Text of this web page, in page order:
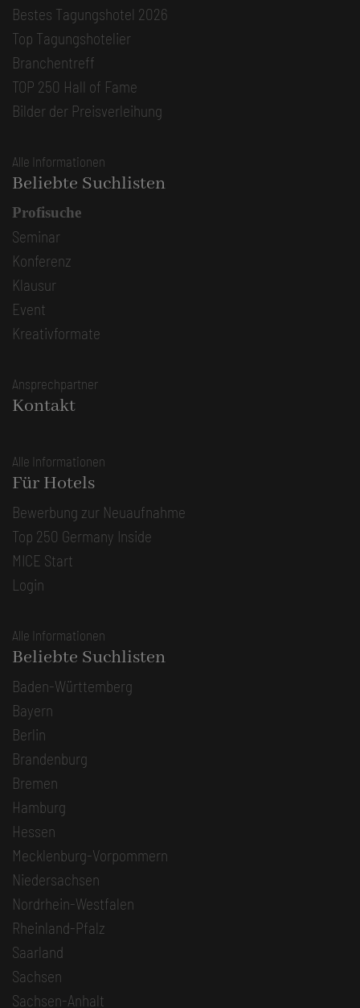
Bestes Tagungshotel 2026
Top Tagungshotelier
Branchentreff
TOP 250 Hall of Fame
Bilder der Preisverleihung
Alle Informationen
Beliebte Suchlisten
Profisuche
Seminar
Konferenz
Klausur
Event
Kreativformate
Ansprechpartner
Kontakt
Alle Informationen
Für Hotels
Bewerbung zur Neuaufnahme
Top 250 Germany Inside
MICE Start
Login
Alle Informationen
Beliebte Suchlisten
Baden-Württemberg
Bayern
Berlin
Brandenburg
Bremen
Hamburg
Hessen
Mecklenburg-Vorpommern
Niedersachsen
Nordrhein-Westfalen
Rheinland-Pfalz
Saarland
Sachsen
Sachsen-Anhalt